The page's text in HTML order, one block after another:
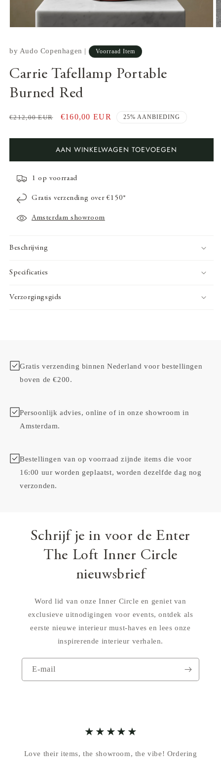
by Audo Copenhagen | Voorraad Item
Carrie Tafellamp Portable
Burned Red
Normale
€212,00 EUR Aanbiedingsprijs
€160,00 EUR 25% AANBIEDING
AAN WINKELWAGEN TOEVOEGEN
1 op voorraad
Gratis verzending over €150*
Amsterdam showroom
Beschrijving
Specificaties
Verzorgingsgids
Gratis verzending binnen Nederland voor bestellingen
boven de €200.
Persoonlijk advies, online of in onze showroom in
Amsterdam.
Bestellingen van op voorraad zijnde items die voor
16:00 uur worden geplaatst, worden dezelfde dag nog
verzonden.
Schrijf je in voor de Enter
The Loft Inner Circle
nieuwsbrief
Word lid van onze Inner Circle en geniet van
exclusieve uitnodigingen voor events, ontdek als
eerste nieuwe interieur must-haves en lees onze
inspirerende interieur verhalen.
E‑mail
Love their items, the showroom, the vibe! Ordering